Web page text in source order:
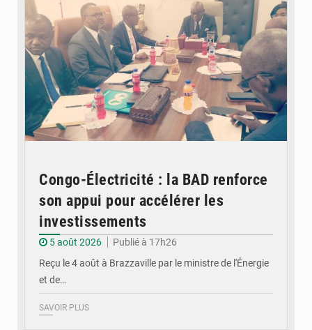
Congo-Électricité : la BAD renforce
son appui pour accélérer les
investissements
5 août 2026
Publié à 17h26
Reçu le 4 août à Brazzaville par le ministre de l'Énergie
et de…
SAVOIR PLUS